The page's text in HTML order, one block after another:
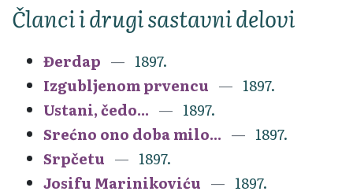
Članci i drugi sastavni delovi
Đerdap
1897.
Izgubljenom prvencu
1897.
Ustani, čedo...
1897.
Srećno ono doba milo...
1897.
Srpčetu
1897.
Josifu Marinikoviću
1897.